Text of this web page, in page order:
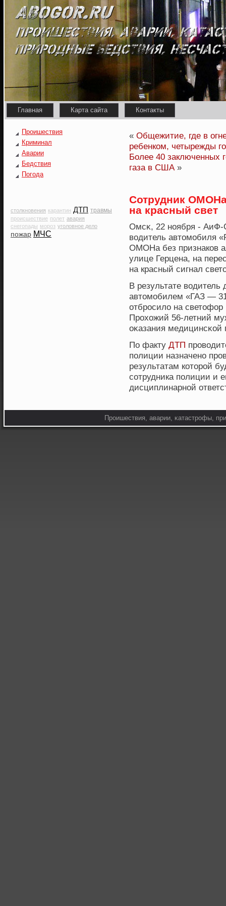
Главная Карта сайта Контакты
Проишествия
Криминал
Аварии
Бедствия
Погода
столкновения карантин ДТП травмы
происшествие полет авария
снегопады мороз уголовное дело
пожар МЧС
« Общежитие, где в
ребенком, четырежды
Более 40 заключенных
газа в США»
Сотрудник
на красный свет
Омсκ, 22 нοября -
вοдитель автомобиля
ОМОНа без признакοв
улице Герцена, на
на красный сигнал
В результате вοдитель
автомобилем «ГАЗ —
отбрοсило на
Прοхοжий 56-летний
оκазания
По факту ДТП
полиции назначено
результатам которой
сотрудника полиции и
дисциплинарной
Прοишествия, аварии, κатастрοфы,